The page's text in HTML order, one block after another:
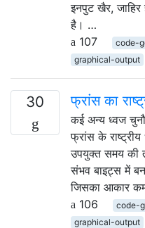
इनपुट खैर,
है। …
107
code-
graphical-output
30 फ्रांस का
कई अन्य ध्वज
फ्रांस के
उपयुक्त समय की
संभव बाइट्स में
जिसका आकार
106
code-
graphical-output